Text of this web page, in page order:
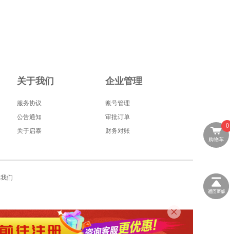
购物车
0
关于我们
服务协议
公告通知
关于启泰
企业管理
账号管理
审批订单
财务对账
们